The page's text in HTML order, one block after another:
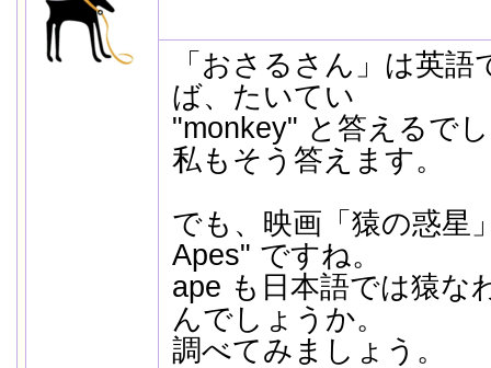
「おさるさん」は英
ば、たいてい
"monkey" と答えるで
私もそう答えます。
でも、映画「猿の惑星
Apes" ですね。
ape も日本語では猿な
んでしょうか。
調べてみましょう。